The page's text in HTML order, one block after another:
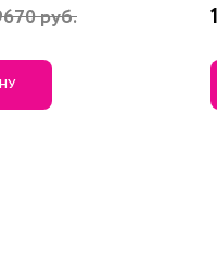
руб.